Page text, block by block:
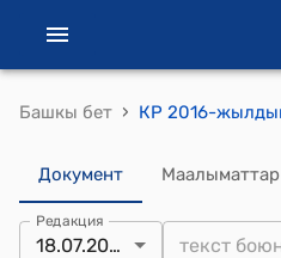
Башкы бет ›
Документ Маалыматтар
Редакция
18.07.2025